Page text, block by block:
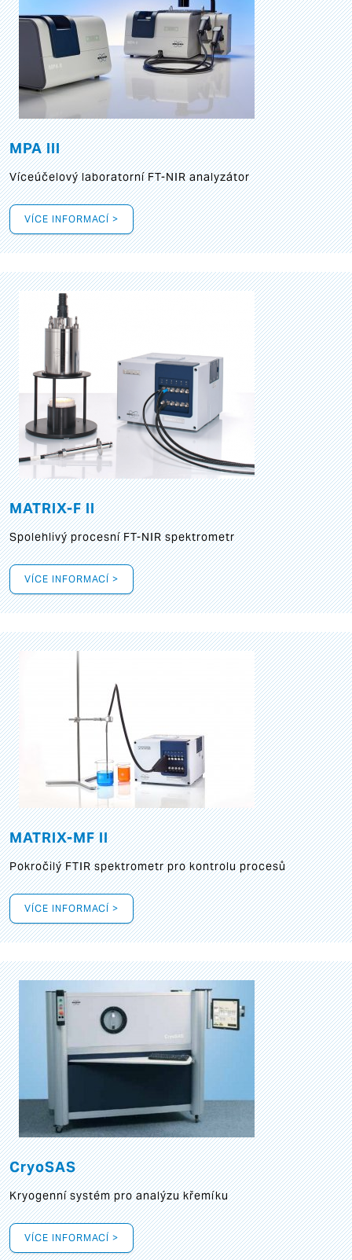
MPA III
Víceúčelový laboratorní FT-NIR analyzátor
VÍCE INFORMACÍ >
MATRIX-F II
Spolehlivý procesní FT-NIR spektrometr
VÍCE INFORMACÍ >
MATRIX-MF II
Pokročilý FTIR spektrometr pro kontrolu procesů
VÍCE INFORMACÍ >
CryoSAS
Kryogenní systém pro analýzu křemíku
VÍCE INFORMACÍ >